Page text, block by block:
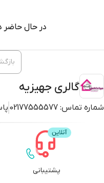
در حال
گالری جهیزیه
شماره تماس: 02177555577
پشتیبانی